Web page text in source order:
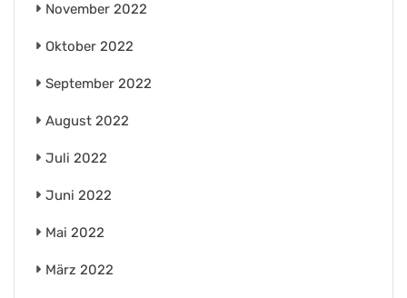
November 2022
Oktober 2022
September 2022
August 2022
Juli 2022
Juni 2022
Mai 2022
März 2022